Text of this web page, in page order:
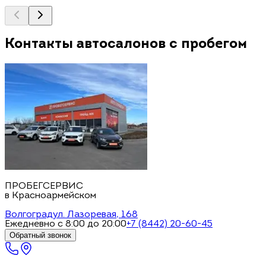
Контакты автосалонов с пробегом
ПРОБЕГСЕРВИС
в Красноармейском
Волгоградул. Лазоревая, 168
Ежедневно с 8:00 до 20:00+7 (8442) 20-60-45
Обратный звонок